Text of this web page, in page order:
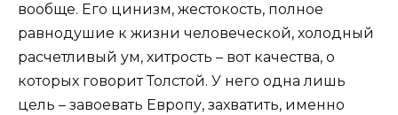
вообще. Его цинизм, жестокость, полное
равнодушие к жизни человеческой, холодный
расчетливый ум, хитрость – вот качества, о
которых говорит Толстой. У него одна лишь
цель – завоевать Европу, захватить, именно